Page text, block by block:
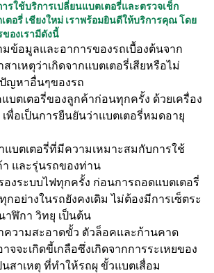
รใช้บริการเปลี่ยนแบตเตอรี่และตรวจเช็ก
ตอรี่ เชียงใหม่ เราพร้อมยินดีให้บริการคุณ โดย
องเรามีดังนี้
ข้อมูลและอาการของรถเบื้องต้นจาก
าเหตุว่าเกิดจากแบตเตอรี่เสียหรือไม่
ญหาอื่นๆของรถ
แบตเตอรี่ของลูกค้าก่อนทุกครั้ง ด้วยเครื่อง
พื่อเป็นการยืนยันว่าแบตเตอรี่หมดอายุ
แบตเตอรี่ที่มีความเหมาะสมกับการใช้
และรุ่นรถของท่าน
องระบบไฟทุกครั้ง ก่อนการถอดแบตเตอรี่
กอย่างในรถยังคงเดิม ไม่ต้องมีการเซ็ตระ
าฬิกา วิทยุ เป็นต้น
ความสะอาดขั้ว ตัวล็อคและก้านคาด
จจะเกิดขี้เกลือซึ่งเกิดจากการระเหยของ
นสาเหตุ ที่ทำให้รถผุ ขั้วแบตเสื่อม